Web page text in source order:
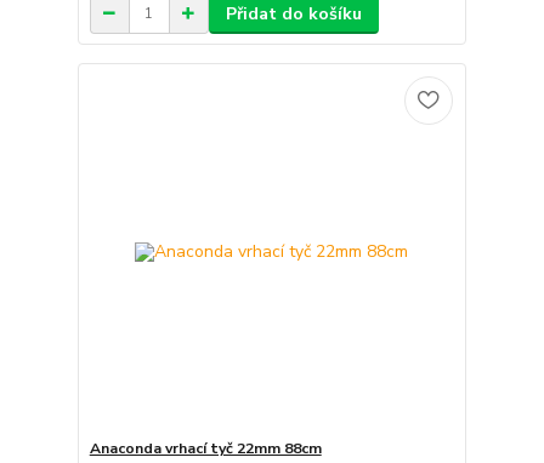
Přidat do košíku
Anaconda vrhací tyč 22mm 88cm